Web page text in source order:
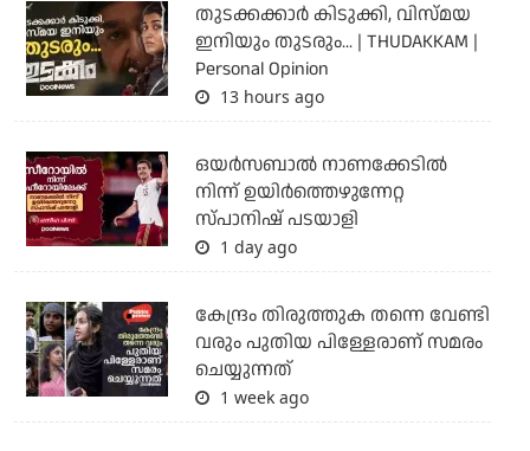
തുടക്കക്കാര്‍ കിടുക്കി, വിസ്മയ
ഇനിയും തുടരും... | THUDAKKAM |
Personal Opinion
13 hours ago
ഒയര്‍സബാൽ നാണക്കേടിൽ
നിന്ന് ഉയിർത്തെഴുന്നേറ്റ
സ്പാനിഷ് പടയാളി
1 day ago
കേന്ദ്രം തിരുത്തുക തന്നെ വേണ്ടി
വരും പുതിയ പിള്ളേരാണ് സമരം
ചെയ്യുന്നത്
1 week ago